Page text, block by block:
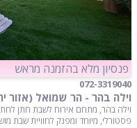
פנסיון מלא בהזמנה מראש
072-3319040
וילה בהר - הר שמואל (אזור
וילה בהר, מתחם אירוח לשבת חתן
פסטורלי, מיוחד ומפנק לחוויית שבת